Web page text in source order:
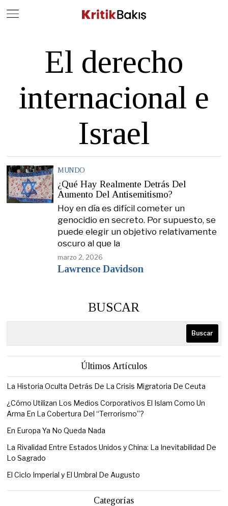
El derecho
internacional e
Israel
MUNDO
¿Qué Hay Realmente Detrás Del
Aumento Del Antisemitismo?
Hoy en día es difícil cometer un
genocidio en secreto. Por supuesto, se
puede elegir un objetivo relativamente
oscuro al que la
marzo 2, 2026
Lawrence Davidson
BUSCAR
Buscar
Últimos Artículos
La Historia Oculta Detrás De La Crisis Migratoria De Ceuta
¿Cómo Utilizan Los Medios Corporativos El Islam Como Un
Arma En La Cobertura Del “Terrorismo”?
En Europa Ya No Queda Nada
La Rivalidad Entre Estados Unidos y China: La Inevitabilidad De
Lo Sagrado
El Ciclo Imperial y El Umbral De Augusto
Categorías